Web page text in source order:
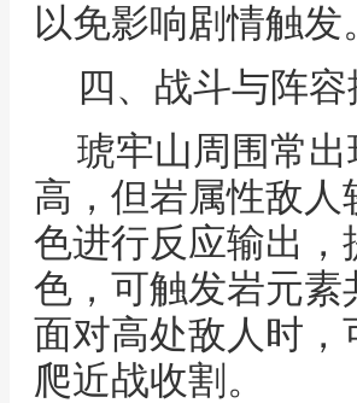
以免影响剧情触发
四、战斗与阵
琥牢山周围常
高，但岩属性敌
色进行反应输出
色，可触发岩元
面对高处敌人时
爬近战收割。